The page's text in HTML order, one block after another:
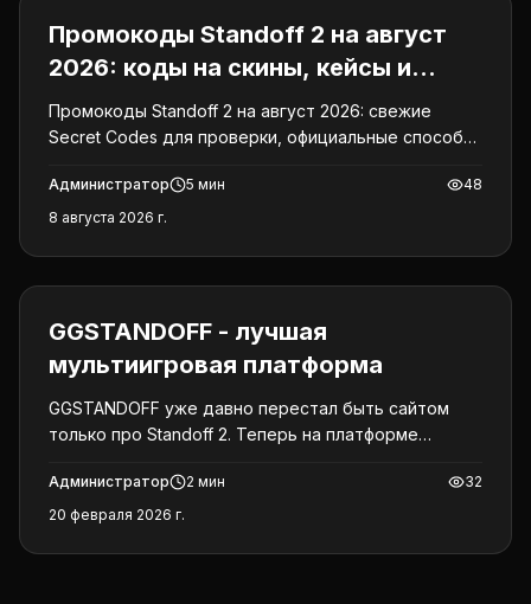
Промокоды
Промокоды Standoff 2 на август
2026: коды на скины, кейсы и
голду
Промокоды Standoff 2 на август 2026: свежие
Secret Codes для проверки, официальные способы
Администратор 5 мин
48
8 августа 2026 г.
Промокоды
GGSTANDOFF - лучшая
мультиигровая платформа
GGSTANDOFF уже давно перестал быть сайтом
только про Standoff 2. Теперь на платформе
шутеров: Standoff 2 и PUBG Mobile.
Администратор 2 мин
32
20 февраля 2026 г.